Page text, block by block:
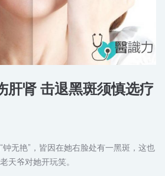
肝肾 击退黑斑须慎选疗
无艳”，皆因在她右脸处有一黑斑，这也
天爷对她开玩笑。